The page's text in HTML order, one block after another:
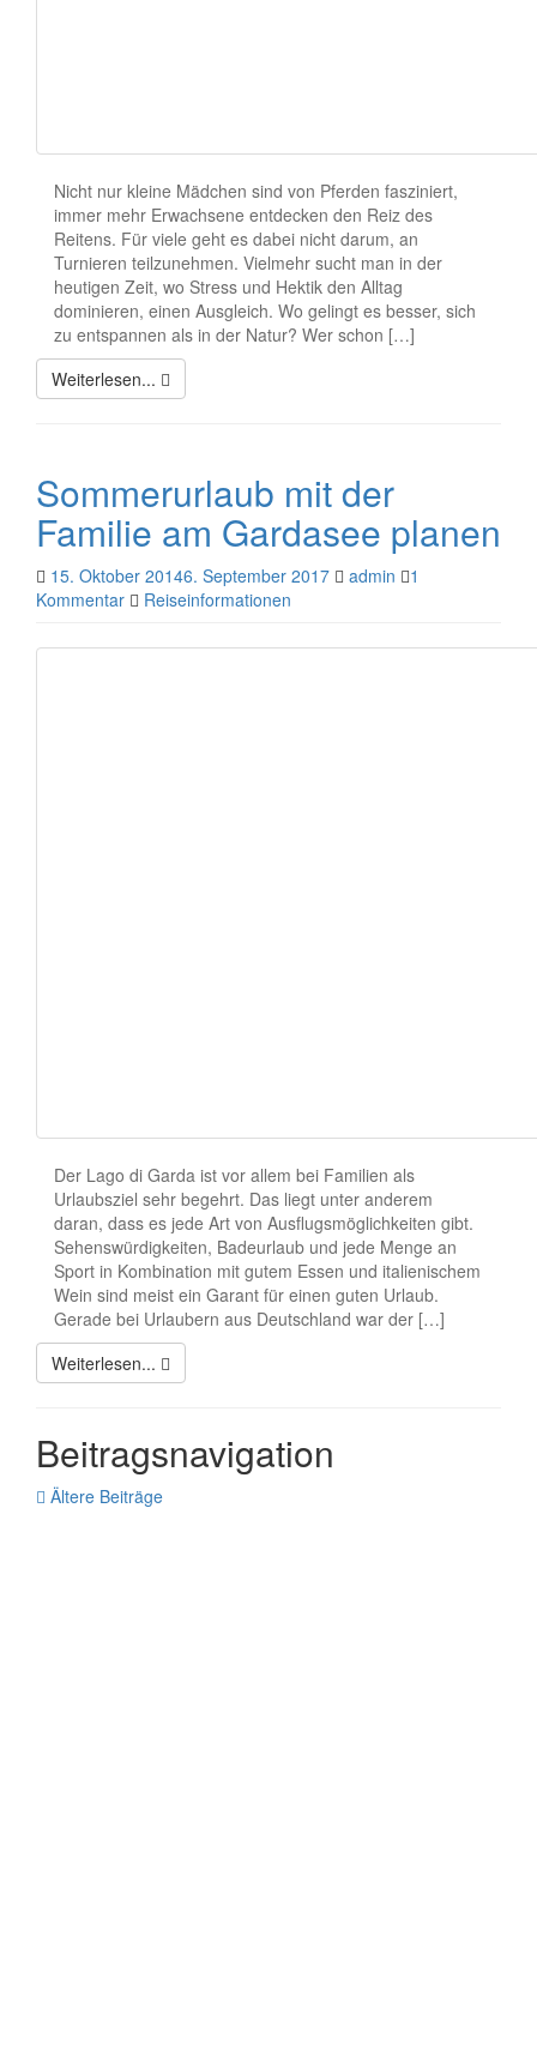
Nicht nur kleine Mädchen sind von Pferden fasziniert,
immer mehr Erwachsene entdecken den Reiz des
Reitens. Für viele geht es dabei nicht darum, an
Turnieren teilzunehmen. Vielmehr sucht man in der
heutigen Zeit, wo Stress und Hektik den Alltag
dominieren, einen Ausgleich. Wo gelingt es besser, sich
zu entspannen als in der Natur? Wer schon […]
Weiterlesen...
Sommerurlaub mit der
Familie am Gardasee planen
15. Oktober 20146. September 2017 admin
1
Kommentar
Reiseinformationen
Der Lago di Garda ist vor allem bei Familien als
Urlaubsziel sehr begehrt. Das liegt unter anderem
daran, dass es jede Art von Ausflugsmöglichkeiten gibt.
Sehenswürdigkeiten, Badeurlaub und jede Menge an
Sport in Kombination mit gutem Essen und italienischem
Wein sind meist ein Garant für einen guten Urlaub.
Gerade bei Urlaubern aus Deutschland war der […]
Weiterlesen...
Beitragsnavigation
Ältere Beiträge